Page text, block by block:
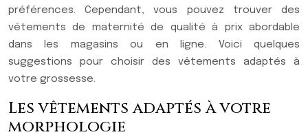
préférences. Cependant, vous pouvez trouver des
vêtements de maternité de qualité à prix abordable
dans les magasins ou en ligne. Voici quelques
suggestions pour choisir des vêtements adaptés à
votre grossesse.
Les vêtements adaptés à votre
morphologie